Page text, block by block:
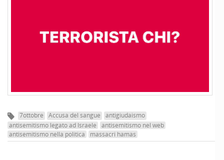
7ottobre Accusa del sangue
antigiudaismo
antisemitismo legato ad Israele
antisemitismo nel web
antisemitismo nella politica
massacri hamas